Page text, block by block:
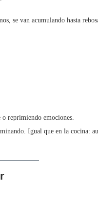
se van acumulando hasta
reprimiendo emociones.
Igual que en la cocina: